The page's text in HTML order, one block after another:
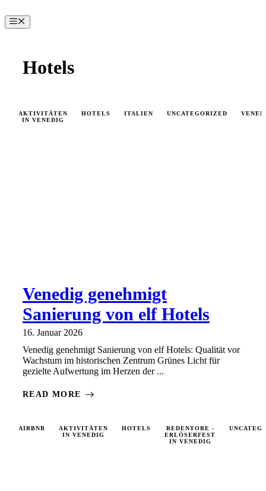
Inhalt
springen
Menü
Hotels
AKTIVITÄTEN
IN VENEDIG
HOTELS ITALIEN UNCATEGORIZED
Venedig genehmigt
Sanierung von elf Hotels
16. Januar 2026
Venedig genehmigt Sanierung von elf Hotels: Qualität vor
Wachstum im historischen Zentrum Grünes Licht für
gezielte Aufwertung im Herzen der ...
READ MORE
AIRBNB
AKTIVITÄTEN
IN VENEDIG
HOTELS
REDENTORE -
ERLÖSERFEST
IN VENEDIG